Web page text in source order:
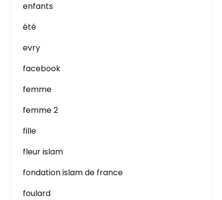
enfants
été
evry
facebook
femme
femme 2
fille
fleur islam
fondation islam de france
foulard